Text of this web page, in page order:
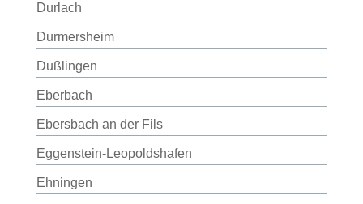
Durlach
Durmersheim
Dußlingen
Eberbach
Ebersbach an der Fils
Eggenstein-Leopoldshafen
Ehningen